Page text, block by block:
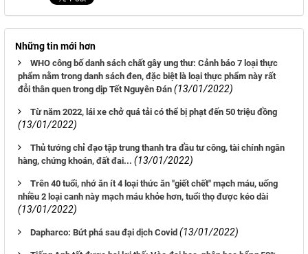
Những tin mới hơn
WHO công bố danh sách chất gây ung thư: Cảnh báo 7 loại thực
phẩm nằm trong danh sách đen, đặc biệt là loại thực phẩm này rất
đỗi thân quen trong dịp Tết Nguyên Đán (13/01/2022)
Từ năm 2022, lái xe chở quá tải có thể bị phạt đến 50 triệu đồng
(13/01/2022)
Thủ tướng chỉ đạo tập trung thanh tra đầu tư công, tài chính ngân
hàng, chứng khoán, đất đai... (13/01/2022)
Trên 40 tuổi, nhớ ăn ít 4 loại thức ăn "giết chết" mạch máu, uống
nhiều 2 loại canh này mạch máu khỏe hơn, tuổi thọ được kéo dài
(13/01/2022)
Dapharco: Bứt phá sau đại dịch Covid (13/01/2022)